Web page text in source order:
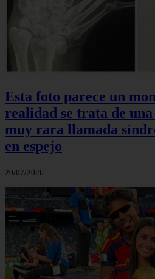
Esta foto parece un
realidad se trata de
muy rara llamada
en espejo
20/07/2026